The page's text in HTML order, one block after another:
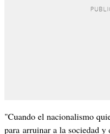
"Cuando el nacionalismo
para arruinar a la sociedad